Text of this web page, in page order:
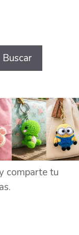
Buscar
comparte tu